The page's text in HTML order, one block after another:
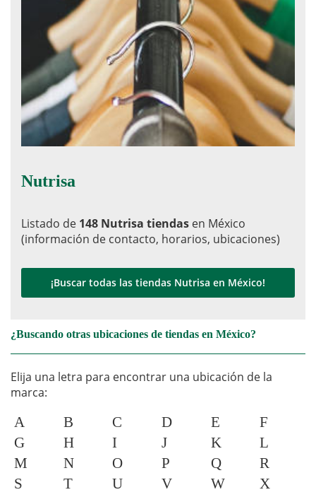
Nutrisa
Listado de 148 Nutrisa tiendas en México
(información de contacto, horarios, ubicaciones)
¡Buscar todas las tiendas Nutrisa en México!
¿Buscando otras ubicaciones de tiendas en México?
Elija una letra para encontrar una ubicación de la
marca:
A B C D E
F
G
H I J K
L
M
N O P Q
R
S
T U V W
X